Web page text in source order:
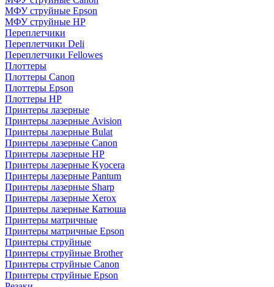
МФУ струйные Epson
МФУ струйные HP
Переплетчики
Переплетчики Deli
Переплетчики Fellowes
Плоттеры
Плоттеры Canon
Плоттеры Epson
Плоттеры HP
Принтеры лазерные
Принтеры лазерные Avision
Принтеры лазерные Bulat
Принтеры лазерные Canon
Принтеры лазерные HP
Принтеры лазерные Kyocera
Принтеры лазерные Pantum
Принтеры лазерные Sharp
Принтеры лазерные Xerox
Принтеры лазерные Катюша
Принтеры матричные
Принтеры матричные Epson
Принтеры струйные
Принтеры струйные Brother
Принтеры струйные Canon
Принтеры струйные Epson